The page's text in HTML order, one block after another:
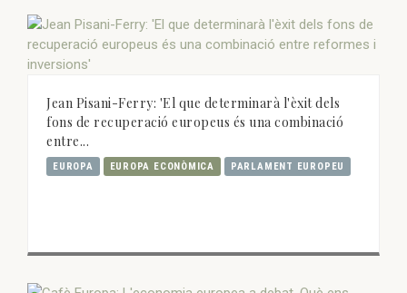
Jean Pisani-Ferry: 'El que determinarà l'èxit dels
fons de recuperació europeus és una combinació
entre...
EUROPA EUROPA ECONÒMICA PARLAMENT EUROPEU